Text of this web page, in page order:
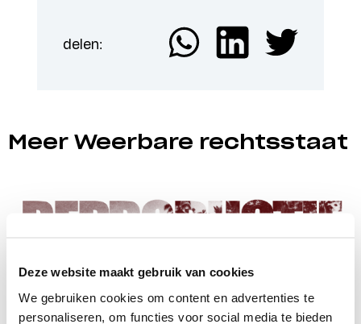
Deze website maakt gebruik van cookies
We gebruiken cookies om content en advertenties te
personaliseren, om functies voor social media te bieden
delen:
Meer Weerbare rechtsstaat